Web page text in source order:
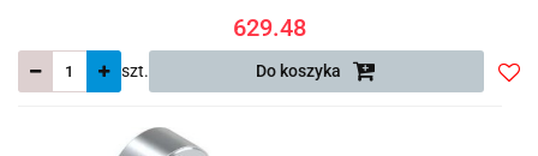
629.48
szt. Do koszyka